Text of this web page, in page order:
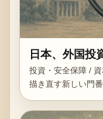
日本、外国投
投資・安全保障 /
描き直す新しい門番